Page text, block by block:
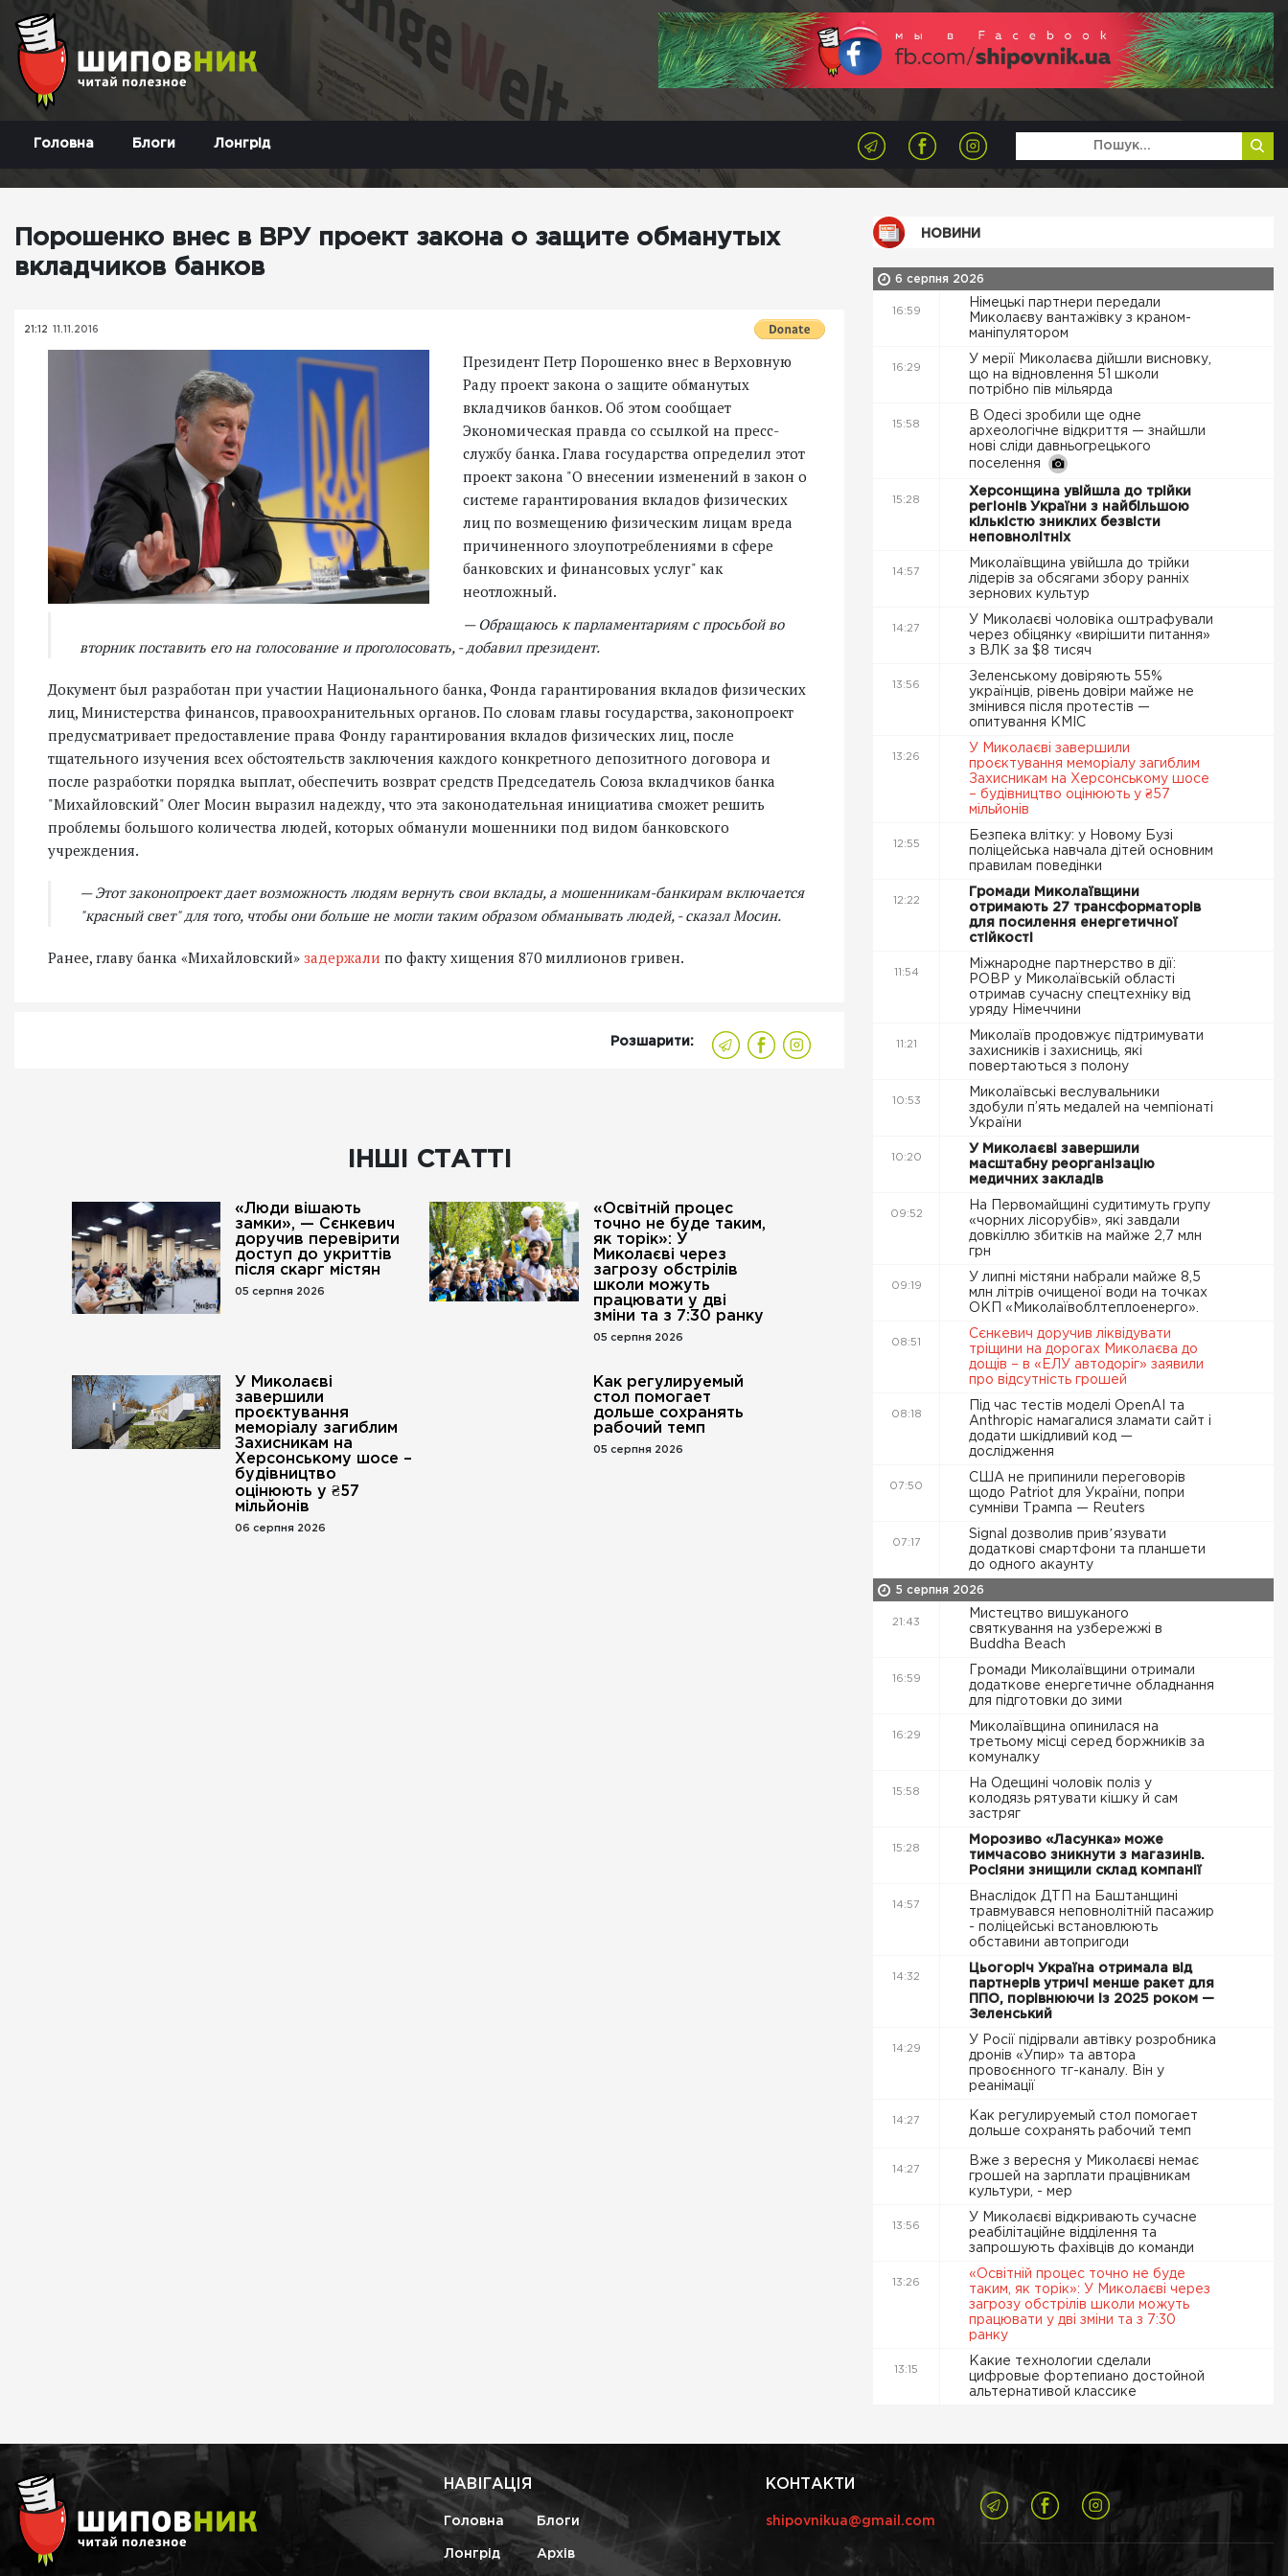
Головна Блоги Лонгрід
Порошенко внес в ВРУ проект закона о защите обманутых
вкладчиков банков
21:12 11.11.2016
Президент Петр Порошенко внес в Верховную
Раду проект закона о защите обманутых
вкладчиков банков. Об этом сообщает
Экономическая правда со ссылкой на пресс-
службу банка. Глава государства определил этот
проект закона "О внесении изменений в закон о
системе гарантирования вкладов физических
лиц по возмещению физическим лицам вреда
причиненного злоупотреблениями в сфере
банковских и финансовых услуг" как
неотложный.
— Обращаюсь к парламентариям с просьбой во
вторник поставить его на голосование и проголосовать, - добавил президент.
Документ был разработан при участии Национального банка, Фонда гарантирования вкладов физических
лиц, Министерства финансов, правоохранительных органов. По словам главы государства, законопроект
предусматривает предоставление права Фонду гарантирования вкладов физических лиц, после
тщательного изучения всех обстоятельств заключения каждого конкретного депозитного договора и
после разработки порядка выплат, обеспечить возврат средств Председатель Союза вкладчиков банка
"Михайловский" Олег Мосин выразил надежду, что эта законодательная инициатива сможет решить
проблемы большого количества людей, которых обманули мошенники под видом банковского
учреждения.
— Этот законопроект дает возможность людям вернуть свои вклады, а мошенникам-банкирам включается
"красный свет" для того, чтобы они больше не могли таким образом обманывать людей, - сказал Мосин.
Ранее, главу банка «Михайловский» задержали по факту хищения 870 миллионов гривен.
Розшарити:
ІНШІ СТАТТІ
«Люди вішають
замки», — Сєнкевич
доручив перевірити
доступ до укриттів
після скарг містян
05 серпня 2026
«Освітній процес
точно не буде таким,
як торік»: У
Миколаєві через
загрозу обстрілів
школи можуть
працювати у дві
зміни та з 7:30 ранку
05 серпня 2026
У Миколаєві
завершили
проєктування
меморіалу загиблим
Захисникам на
Херсонському шосе –
будівництво
оцінюють у ₴57
мільйонів
06 серпня 2026
Как регулируемый
стол помогает
дольше сохранять
рабочий темп
05 серпня 2026
НОВИНИ
6 серпня 2026
16:59
Німецькі партнери передали
Миколаєву вантажівку з краном-
маніпулятором
16:29
У мерії Миколаєва дійшли висновку,
що на відновлення 51 школи
потрібно пів мільярда
15:58
В Одесі зробили ще одне
археологічне відкриття — знайшли
нові сліди давньогрецького
поселення
15:28
Херсонщина увійшла до трійки
регіонів України з найбільшою
кількістю зниклих безвісти
неповнолітніх
14:57
Миколаївщина увійшла до трійки
лідерів за обсягами збору ранніх
зернових культур
14:27
У Миколаєві чоловіка оштрафували
через обіцянку «вирішити питання»
з ВЛК за $8 тисяч
13:56
Зеленському довіряють 55%
українців, рівень довіри майже не
змінився після протестів —
опитування КМІС
13:26
У Миколаєві завершили
проєктування меморіалу загиблим
Захисникам на Херсонському шосе
– будівництво оцінюють у ₴57
мільйонів
12:55
Безпека влітку: у Новому Бузі
поліцейська навчала дітей основним
правилам поведінки
12:22
Громади Миколаївщини
отримають 27 трансформаторів
для посилення енергетичної
стійкості
11:54
Міжнародне партнерство в дії:
РОВР у Миколаївській області
отримав сучасну спецтехніку від
уряду Німеччини
11:21
Миколаїв продовжує підтримувати
захисників і захисниць, які
повертаються з полону
10:53
Миколаївські веслувальники
здобули п’ять медалей на чемпіонаті
України
10:20
У Миколаєві завершили
масштабну реорганізацію
медичних закладів
09:52
На Первомайщині судитимуть групу
«чорних лісорубів», які завдали
довкіллю збитків на майже 2,7 млн
грн
09:19
У липні містяни набрали майже 8,5
млн літрів очищеної води на точках
ОКП «Миколаївоблтеплоенерго».
08:51
Сєнкевич доручив ліквідувати
тріщини на дорогах Миколаєва до
дощів – в «ЕЛУ автодоріг» заявили
про відсутність грошей
08:18
Під час тестів моделі OpenAI та
Anthropic намагалися зламати сайт і
додати шкідливий код —
дослідження
07:50
США не припинили переговорів
щодо Patriot для України, попри
сумніви Трампа — Reuters
07:17
Signal дозволив привʼязувати
додаткові смартфони та планшети
до одного акаунту
5 серпня 2026
21:43
Мистецтво вишуканого
святкування на узбережжі в
Buddha Beach
16:59
Громади Миколаївщини отримали
додаткове енергетичне обладнання
для підготовки до зими
16:29
Миколаївщина опинилася на
третьому місці серед боржників за
комуналку
15:58
На Одещині чоловік поліз у
колодязь рятувати кішку й сам
застряг
15:28
Морозиво «Ласунка» може
тимчасово зникнути з магазинів.
Росіяни знищили склад компанії
14:57
Внаслідок ДТП на Баштанщині
травмувався неповнолітній пасажир
- поліцейські встановлюють
обставини автопригоди
14:32
Цьогоріч Україна отримала від
партнерів утричі менше ракет для
ППО, порівнюючи із 2025 роком —
Зеленський
14:29
У Росії підірвали автівку розробника
дронів «Упир» та автора
провоєнного тг-каналу. Він у
реанімації
14:27
Как регулируемый стол помогает
дольше сохранять рабочий темп
14:27
Вже з вересня у Миколаєві немає
грошей на зарплати працівникам
культури, - мер
13:56
У Миколаєві відкривають сучасне
реабілітаційне відділення та
запрошують фахівців до команди
13:26
«Освітній процес точно не буде
таким, як торік»: У Миколаєві через
загрозу обстрілів школи можуть
працювати у дві зміни та з 7:30
ранку
13:15
Какие технологии сделали
цифровые фортепиано достойной
альтернативой классике
НАВІГАЦІЯ
Головна Блоги
Лонгрід Архів
КОНТАКТИ
shipovnikua@gmail.com